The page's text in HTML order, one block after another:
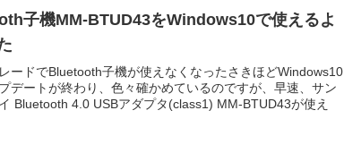
子機MM-BTUD43をWindows10で使えるよ
ードでBluetooth子機が使えなくなったさきほどWindows10
デートが終わり、色々確かめているのですが、早速、サン
Bluetooth 4.0 USBアダプタ(class1) MM-BTUD43が使え